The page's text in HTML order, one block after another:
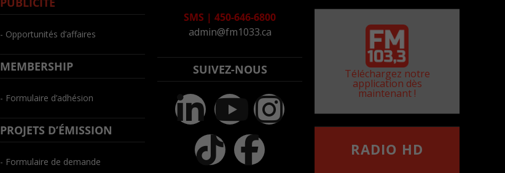
- Opportunités d’affaires
MEMBERSHIP
- Formulaire d’adhésion
PROJETS D’ÉMISSION
- Formulaire de demande
SMS | 450-646-6800
admin@fm1033.ca
SUIVEZ-NOUS Téléchargez notre
application dès
maintenant !
RADIO HD